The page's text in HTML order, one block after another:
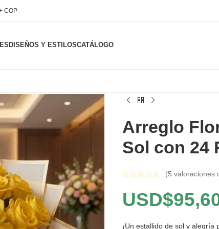
COP
DISEÑOS Y ESTILOSCATÁLOGO
Arreglo
Sol con 24
(5 valoraciones
USD$
¡Un estallido de sol y